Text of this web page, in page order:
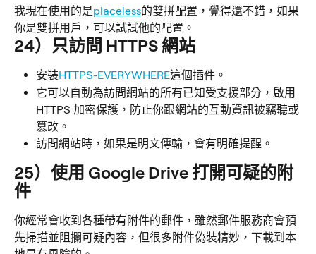
我現在使用的是placeless的雙拼配置，覺得還不錯，如果
你是雙拼用戶，可以試試他的配置。
24）只訪問 HTTPS 網站
安裝HTTPS-EVERYWHERE這個插件。
它可以自動為訪問網站的所有已知受支援部分，啟用
HTTPS 加密保護，防止你跟網站的互動資訊被竊聽或
篡改。
訪問網站時，如果是明文傳輸，會有明確提醒。
25）使用 Google Drive 打開可疑的附
件
你經常會收到各種帶有附件的郵件，雖然郵件服務商會預
先掃描並阻攔可疑內容，但很多附件偽裝精妙，下載到本